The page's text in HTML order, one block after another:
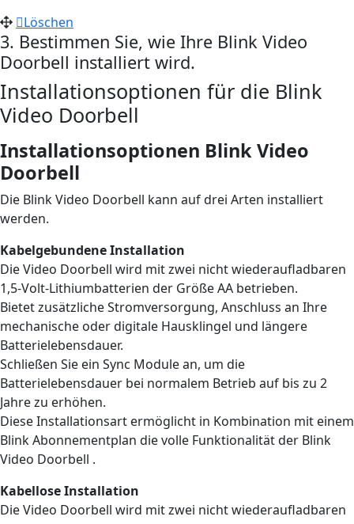
Löschen
3. Bestimmen Sie, wie Ihre Blink Video
Doorbell installiert wird.
Installationsoptionen für die Blink
Video Doorbell
Installationsoptionen Blink Video
Doorbell
Die Blink Video Doorbell kann auf drei Arten installiert
werden.
Kabelgebundene Installation
Die Video Doorbell wird mit zwei nicht wiederaufladbaren
1,5-Volt-Lithiumbatterien der Größe AA betrieben.
Bietet zusätzliche Stromversorgung, Anschluss an Ihre
mechanische oder digitale Hausklingel und längere
Batterielebensdauer.
Schließen Sie ein Sync Module an, um die
Batterielebensdauer bei normalem Betrieb auf bis zu 2
Jahre zu erhöhen.
Diese Installationsart ermöglicht in Kombination mit einem
Blink Abonnementplan die volle Funktionalität der Blink
Video Doorbell .
Kabellose Installation
Die Video Doorbell wird mit zwei nicht wiederaufladbaren